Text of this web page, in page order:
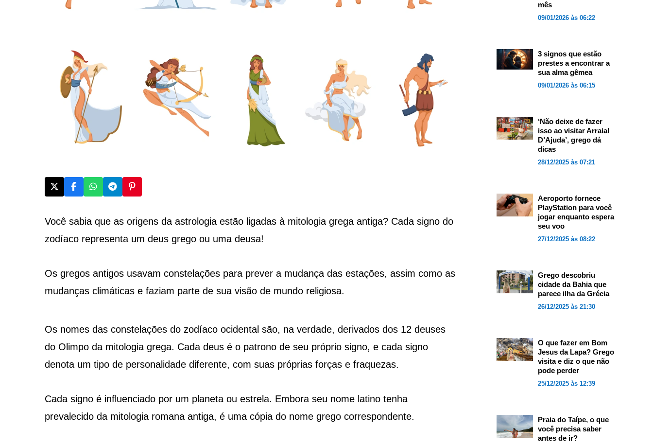
Você sabia que as origens da astrologia estão ligadas à mitologia grega antiga? Cada signo do
zodíaco representa um deus grego ou uma deusa!
Os gregos antigos usavam constelações para prever a mudança das estações, assim como as
mudanças climáticas e faziam parte de sua visão de mundo religiosa.
Os nomes das constelações do zodíaco ocidental são, na verdade, derivados dos 12 deuses
do Olimpo da mitologia grega. Cada deus é o patrono de seu próprio signo, e cada signo
denota um tipo de personalidade diferente, com suas próprias forças e fraquezas.
Cada signo é influenciado por um planeta ou estrela. Embora seu nome latino tenha
prevalecido da mitologia romana antiga, é uma cópia do nome grego correspondente.
mês
09/01/2026 às 06:22
3 signos que estão
prestes a encontrar a
sua alma gêmea
09/01/2026 às 06:15
‘Não deixe de fazer
isso ao visitar Arraial
D’Ajuda’, grego dá
dicas
28/12/2025 às 07:21
Aeroporto fornece
PlayStation para você
jogar enquanto espera
seu voo
27/12/2025 às 08:22
Grego descobriu
cidade da Bahia que
parece ilha da Grécia
26/12/2025 às 21:30
O que fazer em Bom
Jesus da Lapa? Grego
visita e diz o que não
pode perder
25/12/2025 às 12:39
Praia do Taípe, o que
você precisa saber
antes de ir?